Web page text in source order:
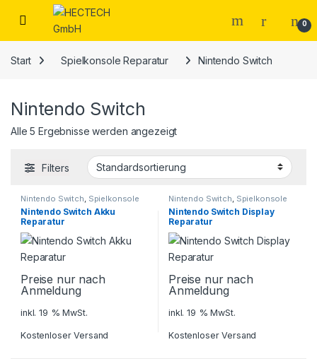
Open 0
Start Spielkonsole Reparatur Nintendo Switch
Nintendo Switch
Alle 5 Ergebnisse werden angezeigt
Filters
Nintendo Switch, Spielkonsole
Reparatur
Nintendo Switch Akku
Reparatur
Preise nur nach
Anmeldung
inkl. 19 % MwSt.
Kostenloser Versand
Nintendo Switch, Spielkonsole
Reparatur
Nintendo Switch Display
Reparatur
Preise nur nach
Anmeldung
inkl. 19 % MwSt.
Kostenloser Versand